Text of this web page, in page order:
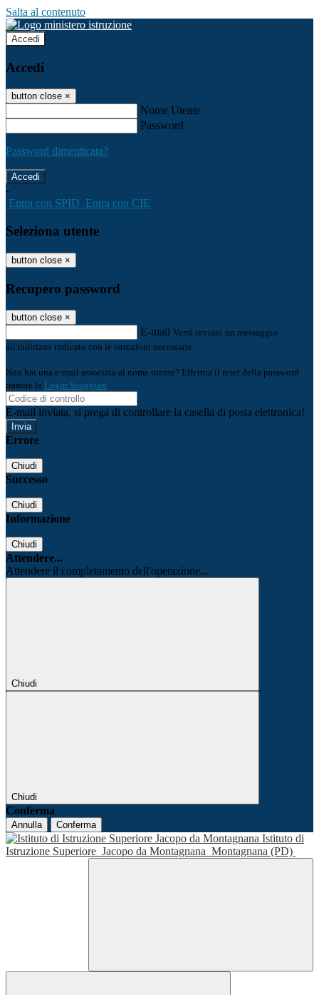
Salta al contenuto
Accedi
Accedi
button close ×
Nome Utente
Password
Password dimenticata?
-
Entra con SPID Entra con CIE
Seleziona utente
button close ×
Recupero password
button close ×
E-mail Verrà inviato un messaggio
all'indirizzo indicato con le istruzioni necessarie.
Non hai una e-mail associata al nome utente? Effettua il reset della password
tramite la Login Spaggiari
E-mail inviata, si prega di controllare la casella di posta elettronica!
Errore
Chiudi
Successo
Chiudi
Informazione
Chiudi
Attendere...
Attendere il completamento dell'operazione...
Chiudi
Chiudi
Conferma
Annulla Conferma
Istituto di
Istruzione Superiore Jacopo da Montagnana Montagnana (PD)